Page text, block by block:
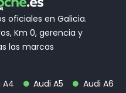
oficiales en Galicia.
Km 0, gerencia y
las marcas
A4 Audi A5 Audi A6